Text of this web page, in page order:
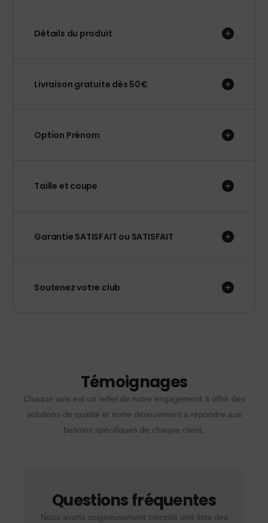
Détails du produit
Livraison gratuite dès 50€
Option Prénom
Taille et coupe
Garantie SATISFAIT ou SATISFAIT
Soutenez votre club
Témoignages
Chaque avis est un reflet de notre engagement à offrir des
solutions de qualité et notre dévouement à répondre aux
besoins spécifiques de chaque client.
Questions fréquentes
Nous avons soigneusement compilé une liste des